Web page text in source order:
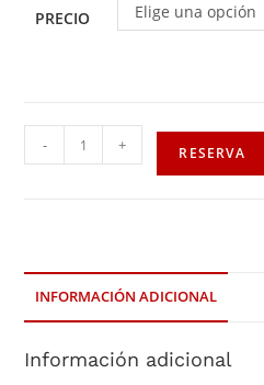
PRECIO Elige una opción
- + RESERVA
INFORMACIÓN ADICIONAL
Información adicional